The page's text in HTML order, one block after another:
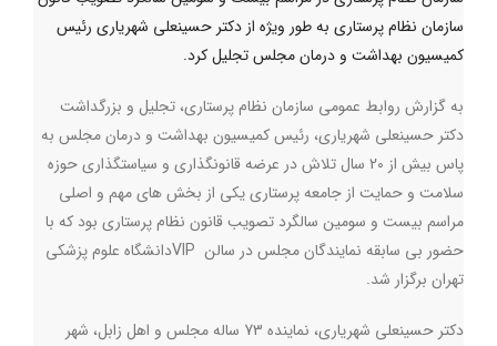
سازمان نظام پرستاری به طور ویژه از دکتر حسینعلی شهریاری رئیس
کمیسیون بهداشت و درمان مجلس تجلیل کرد.
به گزارش روابط عمومی سازمان نظام پرستاری، تجلیل و بزرگداشت
دکتر حسینعلی شهریاری، رئیس کمیسیون بهداشت و درمان مجلس به
پاس بیش از 20 سال تلاش در عرضه قانونگذاری و سیاستگذاری حوزه
سلامت و حمایت از جامعه پرستاری یکی از بخش های مهم و اصلی
مراسم بیست و سومین سالگرد تصویب قانون نظام پرستاری بود که با
حضور بی سابقه نمایندگان مجلس در سالن VIPدانشگاه علوم پزشکی
تهران برگزار شد.
دکتر حسینعلی شهریاری، نماینده 73 ساله مجلس و اهل زابل، شهر